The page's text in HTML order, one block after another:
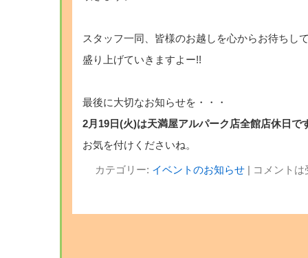
スタッフ一同、皆様のお越しを心からお待ちし
盛り上げていきますよー!!
最後に大切なお知らせを・・・
2月19日(火)は天満屋アルパーク店全館店休日で
お気を付けくださいね。
カテゴリー: イベントのお知らせ| コメント